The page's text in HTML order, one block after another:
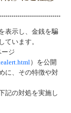
表示し、金銭を騙
ています。
ジ
）を公開
に、その特徴や対
記の対処を実施し